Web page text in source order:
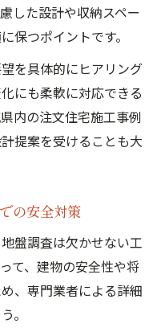
した設計や収納スペー
保つポイントです。
を具体的にヒアリング
にも柔軟に対応できる
内の注文住宅施工事例
提案を受けることも大
の安全対策
盤調査は欠かせない工
て、建物の安全性や将
、専門業者による詳細
。